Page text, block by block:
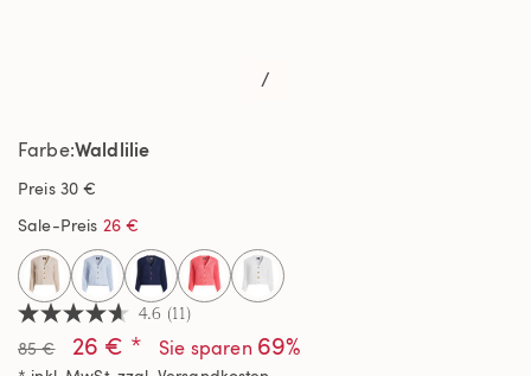
/
4.6
von
5
4.6 (11)
85 € 26 € * Sie sparen 69%
FarbeWaldlilie
Preis 30 €
Sale-Preis 26 €
selected